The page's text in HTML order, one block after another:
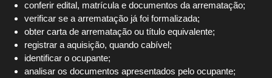
conferir edital, matrícula e documentos da arrematação;
verificar se a arrematação já foi formalizada;
obter carta de arrematação ou título equivalente;
registrar a aquisição, quando cabível;
identificar o ocupante;
analisar os documentos apresentados pelo ocupante;